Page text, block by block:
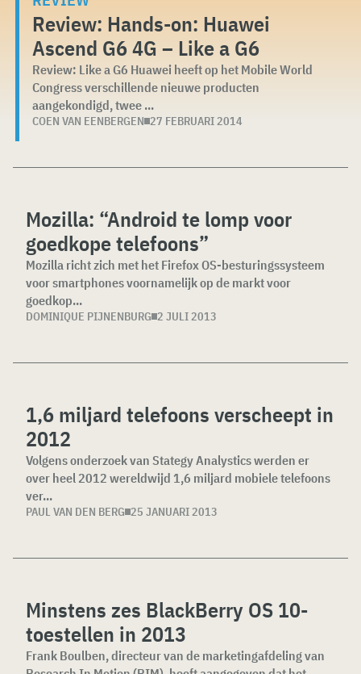
Review: Hands-on: Huawei
Ascend G6 4G – Like a G6
Review: Like a G6 Huawei heeft op het Mobile World
Congress verschillende nieuwe producten
aangekondigd, twee ...
COEN VAN EENBERGEN 27 FEBRUARI 2014
Mozilla: “Android te lomp voor
goedkope telefoons”
Mozilla richt zich met het Firefox OS-besturingssysteem
voor smartphones voornamelijk op de markt voor
goedkop...
DOMINIQUE PIJNENBURG 2 JULI 2013
1,6 miljard telefoons verscheept in
2012
Volgens onderzoek van Stategy Analystics werden er
over heel 2012 wereldwijd 1,6 miljard mobiele telefoons
ver...
PAUL VAN DEN BERG 25 JANUARI 2013
Minstens zes BlackBerry OS 10-
toestellen in 2013
Frank Boulben, directeur van de marketingafdeling van